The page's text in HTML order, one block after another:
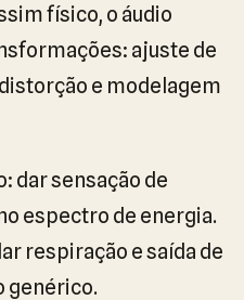
físico, o áudio
ajuste de
e modelagem
dar sensação de
espectro de energia.
respiração e saída de
genérico.